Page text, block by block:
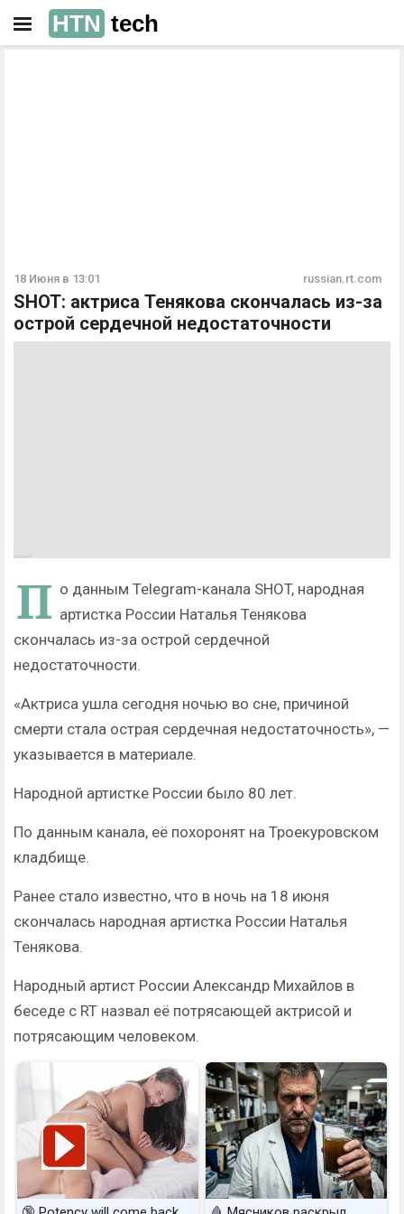
HTN tech
18 Июня в 13:01 russian.rt.com
SHOT: актриса Тенякова скончалась из-за
острой сердечной недостаточности
П о данным Telegram-канала SHOT, народная
артистка России Наталья Тенякова
скончалась из-за острой сердечной
недостаточности.
«Актриса ушла сегодня ночью во сне, причиной
смерти стала острая сердечная недостаточность», —
указывается в материале.
Народной артистке России было 80 лет.
По данным канала, её похоронят на Троекуровском
кладбище.
Ранее стало известно, что в ночь на 18 июня
скончалась народная артистка России Наталья
Тенякова.
Народный артист России Александр Михайлов в
беседе с RT назвал её потрясающей актрисой и
потрясающим человеком.